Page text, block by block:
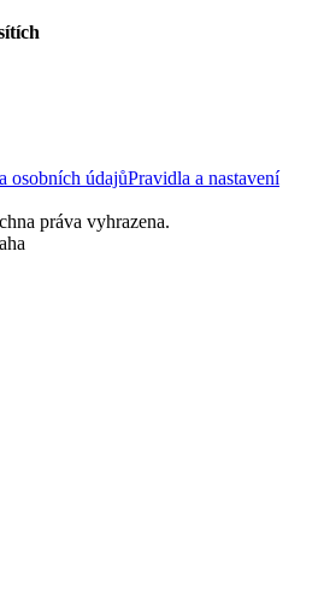
osobních údajůPravidla a nastavení
práva vyhrazena.